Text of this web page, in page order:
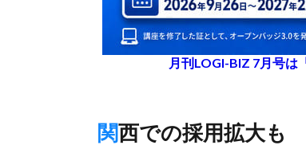
月刊LOGI-BIZ 7月号は
関西での採用拡大も